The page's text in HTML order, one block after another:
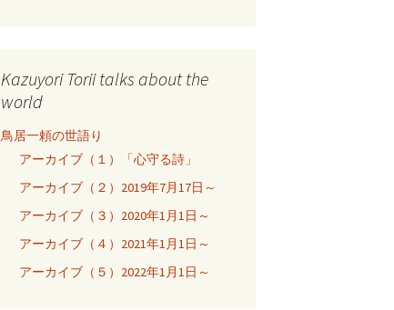
Kazuyori Torii talks about the
world
鳥居一頼の世語り
アーカイブ（１）「心守る詩」
アーカイブ（２）2019年7月17日～
アーカイブ（３）2020年1月1日～
アーカイブ（４）2021年1月1日～
アーカイブ（５）2022年1月1日～